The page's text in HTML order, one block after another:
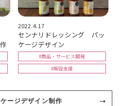
2022.4.17
センナリドレッシング パッ
ケージデザイン
#商品・サービス開発
#販促支援
ージデザイン制作